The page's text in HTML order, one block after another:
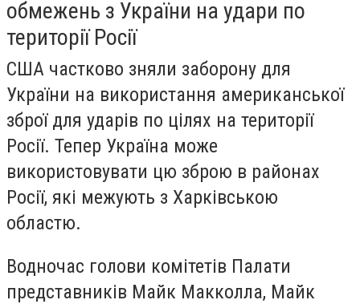
обмежень з України на удари по
території Росії
США частково зняли заборону для
України на використання американської
зброї для ударів по цілях на території
Росії. Тепер Україна може
використовувати цю зброю в районах
Росії, які межують з Харківською
областю.
Водночас голови комітетів Палати
представників Майк Макколла, Майк